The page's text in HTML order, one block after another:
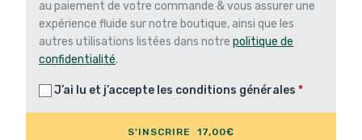
au paiement de votre commande & vous assurer une
expérience fluide sur notre boutique, ainsi que les
autres utilisations listées dans notre politique de
confidentialité.
J’ai lu et j’accepte les conditions générales *
S'INSCRIRE 17,00€